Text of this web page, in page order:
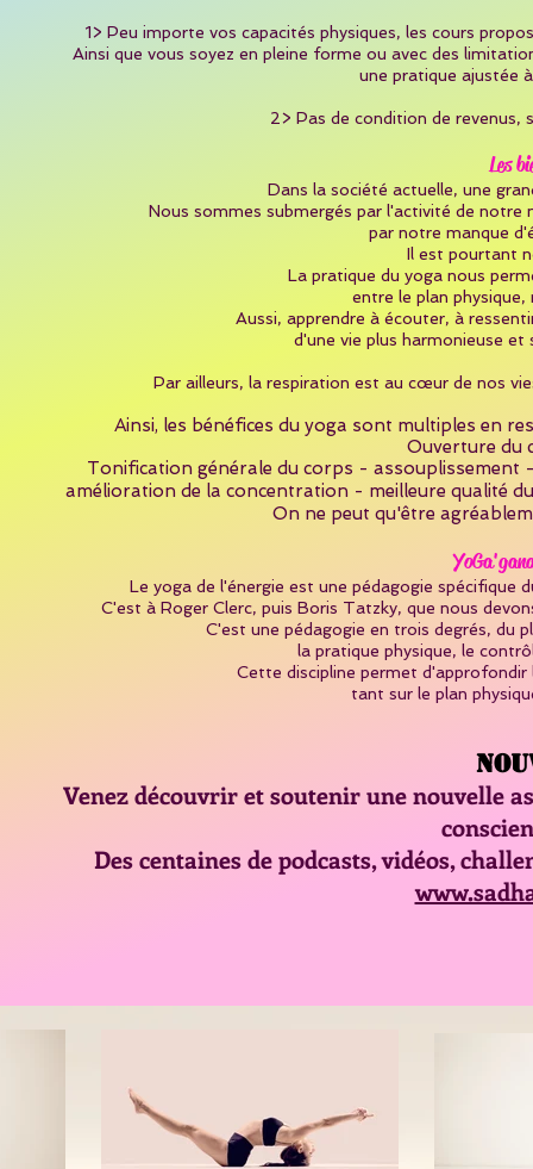
1> Peu importe vos capacités physiques, les cours
Ainsi que vous soyez en pleine forme ou avec des
une pratique ajustée
2> Pas de condition de revenus,
Les
Dans la société actuelle, une
Nous sommes submergés par l'activité de
par notre manque
Il est pourtant
La pratique du yoga nous
entre le plan
Aussi, apprendre à écouter, à
d'une vie plus harmonieuse et
Par ailleurs, la respiration est au cœur de nos
Ainsi, les bénéfices du yoga sont multiples en
Ouverture du
Tonification générale du corps -
amélioration de la concentration - meilleure qualité
On ne peut qu'être
Le yoga de l'énergie est une pédagogie spécifique
C'est à Roger Clerc, puis Boris Tatzky, que nous
C'est une pédagogie en trois degrés, du
la pratique physique, le
Cette discipline permet d'approfondir
tant sur le plan
Venez découvrir et soutenir une nouvelle
Des centaines de podcasts, vidéos,